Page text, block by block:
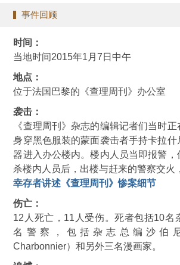
事件回顾
时间：
当地时间2015年1月7日中午
地点：
位于法国巴黎的《查理周刊》办公室
袭击：
《查理周刊》杂志的编辑记者们当时正
身穿黑色服装的蒙面袭击者手持卡拉
器进入办公楼内。楼内人员当即报警
杀楼内人员后，出楼与赶来的警察交火
幸存者讲述《查理周刊》惨案细节
伤亡：
12人死亡，11人受伤。死者包括10名
名警察，包括杂志总编沙伯尼
Charbonnier）和另外三名漫画家。